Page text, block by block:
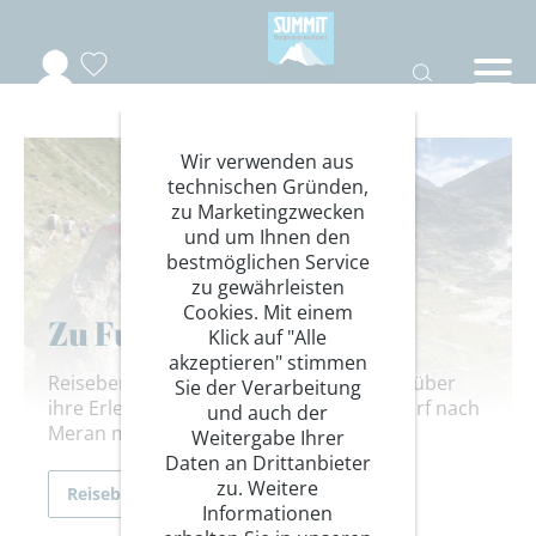
Zu Fuß über die Alpen
Reisebericht von unserer Kollegin Marie über
ihre Erlebnisse auf dem E5 von Oberstdorf nach
Meran mit den Young Summits.
Reiseberichte
Wir verwenden aus
technischen Gründen,
zu Marketingzwecken
und um Ihnen den
bestmöglichen Service
zu gewährleisten
Cookies. Mit einem
Klick auf "Alle
akzeptieren" stimmen
Sie der Verarbeitung
und auch der
Weitergabe Ihrer
Daten an Drittanbieter
zu. Weitere
Informationen